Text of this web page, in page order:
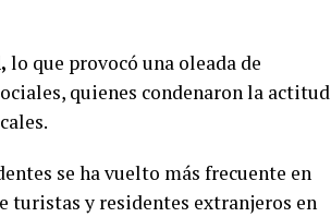
lo que provocó una oleada de
quienes condenaron la actitud
se ha vuelto más frecuente en
turistas y residentes extranjeros en